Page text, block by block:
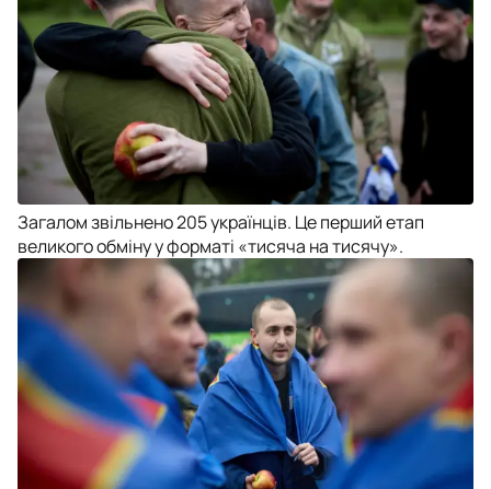
Загалом звільнено 205 українців. Це перший етап
великого обміну у форматі «тисяча на тисячу».